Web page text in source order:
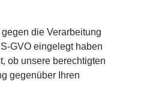
die Verarbeitung
GVO eingelegt haben
ob unsere berechtigten
gegenüber Ihren